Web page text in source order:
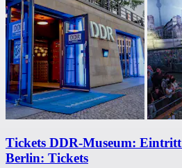
Tickets DDR-Museum:
Berlin: Tickets